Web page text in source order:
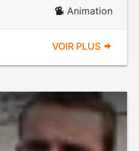
Animation
VOIR PLUS